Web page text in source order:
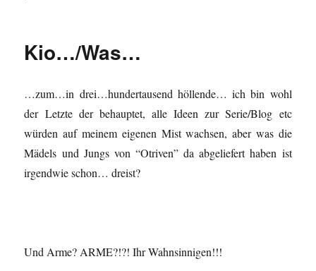
Kio…/Was…
…zum…in drei…hundertausend höllende… ich bin wohl
der Letzte der behauptet, alle Ideen zur Serie/Blog etc
würden auf meinem eigenen Mist wachsen, aber was die
Mädels und Jungs von “Otriven” da abgeliefert haben ist
irgendwie schon… dreist?
Und Arme? ARME?!?! Ihr Wahnsinnigen!!!